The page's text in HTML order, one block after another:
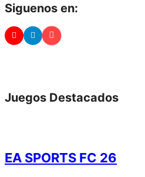
Siguenos en:
Juegos Destacados
EA SPORTS FC 26